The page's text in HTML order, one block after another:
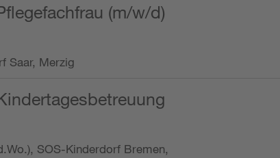
(m/w/d)
Saar, Merzig
SOS-Kinderdorf Bremen,